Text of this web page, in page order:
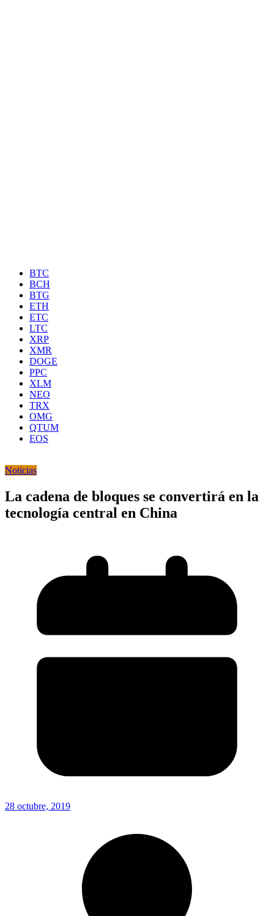
BTC
BCH
BTG
ETH
ETC
LTC
XRP
XMR
DOGE
PPC
XLM
NEO
TRX
OMG
QTUM
EOS
Noticias
La cadena de bloques se convertirá en la
tecnología central en China
28 octubre, 2019